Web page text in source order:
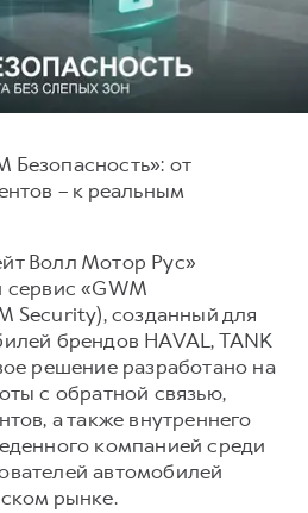
КЛИЕНТАМ
клиентам
на дороге»
обслуживания
GWM
Безопасность»: от
– к реальным
Волл Мотор Рус»
сервис «GWM
Security), созданный для
брендов HAVAL, TANK
решение разработано на
с обратной связью,
а также внутреннего
компанией среди
автомобилей
рынке.